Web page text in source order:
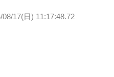
08/17(日) 11:17:48.72